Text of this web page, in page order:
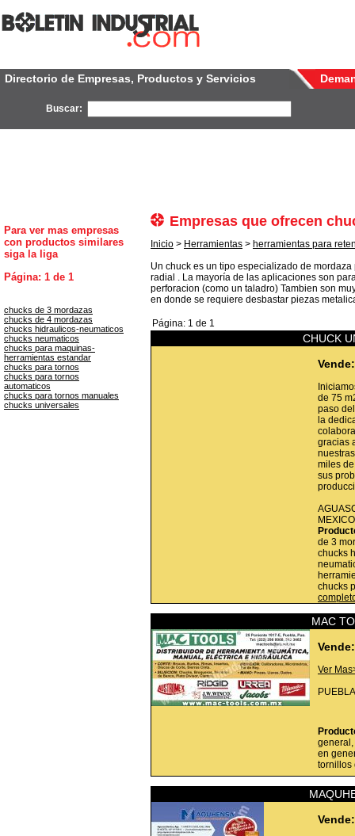
Directorio de Empresas, Productos y Servicios
Buscar:
Para ver mas empresas
con productos similares
siga la liga
Página: 1 de 1
chucks de 3 mordazas
chucks de 4 mordazas
chucks hidraulicos-neumaticos
chucks neumaticos
chucks para maquinas-
herramientas estandar
chucks para tornos
chucks para tornos
automaticos
chucks para tornos manuales
chucks universales
Empresas que ofrecen
Inicio > Herramientas > herramientas para
Un chuck es un tipo especializado de
radial . La mayoría de las aplicaciones son
perforacion (como un taladro) Tambien son
en donde se requiere desbastar piezas
Página: 1 de 1
CHUCK
Vende:
de 75
paso
la
gracias
miles
sus
MEXICO
de 3
chucks
chucks
MAC
Vende:
Ver
en
tornillos
Vende: